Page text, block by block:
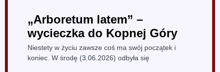
„Arboretum latem” –
wycieczka do Kopnej Góry
Niestety w życiu zawsze coś ma swój początek i
koniec. W środę (3.06.2026) odbyła się